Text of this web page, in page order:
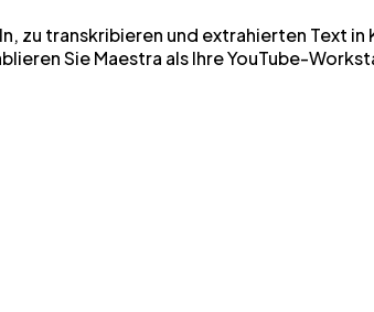
zu transkribieren und extrahierten Text in
Sie Maestra als Ihre YouTube-